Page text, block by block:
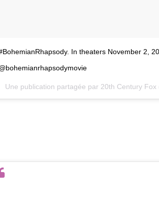
In theaters November 2,
Une publication partagée par 20th Century Fox